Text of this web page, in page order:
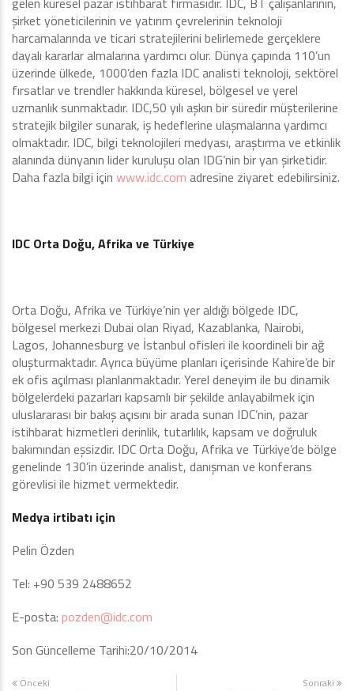
şirket yöneticilerinin ve yatırım çevrelerinin teknoloji
harcamalarında ve ticari stratejilerini belirlemede gerçeklere
dayalı kararlar almalarına yardımcı olur. Dünya çapında 110’un
üzerinde ülkede, 1000’den fazla IDC analisti teknoloji, sektörel
fırsatlar ve trendler hakkında küresel, bölgesel ve yerel
uzmanlık sunmaktadır. IDC,50 yılı aşkın bir süredir müşterilerine
stratejik bilgiler sunarak, iş hedeflerine ulaşmalarına yardımcı
olmaktadır. IDC, bilgi teknolojileri medyası, araştırma ve etkinlik
alanında dünyanın lider kuruluşu olan IDG’nin bir yan şirketidir.
Daha fazla bilgi için www.idc.com adresine ziyaret edebilirsiniz.
IDC Orta Doğu, Afrika ve Türkiye
Orta Doğu, Afrika ve Türkiye’nin yer aldığı bölgede IDC,
bölgesel merkezi Dubai olan Riyad, Kazablanka, Nairobi,
Lagos, Johannesburg ve İstanbul ofisleri ile koordineli bir ağ
oluşturmaktadır. Ayrıca büyüme planları içerisinde Kahire’de bir
ek ofis açılması planlanmaktadır. Yerel deneyim ile bu dinamik
bölgelerdeki pazarları kapsamlı bir şekilde anlayabilmek için
uluslararası bir bakış açısını bir arada sunan IDC’nin, pazar
istihbarat hizmetleri derinlik, tutarlılık, kapsam ve doğruluk
bakımından eşsizdir. IDC Orta Doğu, Afrika ve Türkiye’de bölge
genelinde 130’in üzerinde analist, danışman ve konferans
görevlisi ile hizmet vermektedir.
Medya irtibatı için
Pelin Özden
Tel: +90 539 2488652
E-posta: pozden@idc.com
Son Güncelleme Tarihi:20/10/2014
Önceki Sonraki